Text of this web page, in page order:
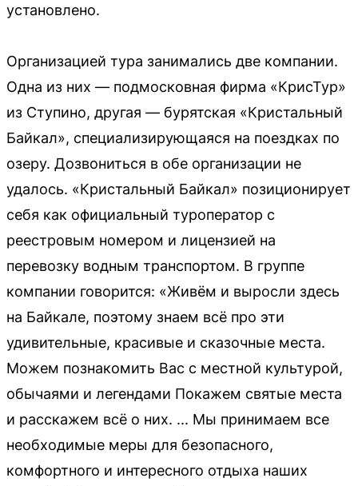
установлено.
Организацией тура занимались две компании.
Одна из них — подмосковная фирма «КрисТур»
из Ступино, другая — бурятская «Кристальный
Байкал», специализирующаяся на поездках по
озеру. Дозвониться в обе организации не
удалось. «Кристальный Байкал» позиционирует
себя как официальный туроператор с
реестровым номером и лицензией на
перевозку водным транспортом. В группе
компании говорится: «Живём и выросли здесь
на Байкале, поэтому знаем всё про эти
удивительные, красивые и сказочные места.
Можем познакомить Вас с местной культурой,
обычаями и легендами Покажем святые места
и расскажем всё о них. ... Мы принимаем все
необходимые меры для безопасного,
комфортного и интересного отдыха наших